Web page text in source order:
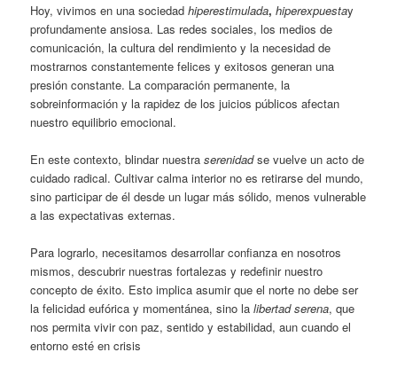
Hoy, vivimos en una sociedadhiperestimulada,hiperexpuestay
profundamente ansiosa. Las redes sociales, los medios de
comunicación, la cultura del rendimiento y la necesidad de
mostrarnos constantemente felices y exitosos generan una
presión constante. La comparación permanente, la
sobreinformación y la rapidez de los juicios públicos afectan
nuestro equilibrio emocional.
En este contexto, blindar nuestraserenidadse vuelve un acto de
cuidado radical. Cultivar calma interior no es retirarse del mundo,
sino participar de él desde un lugar más sólido, menos vulnerable
a las expectativas externas.
Para lograrlo, necesitamos desarrollar confianza en nosotros
mismos, descubrir nuestras fortalezas y redefinir nuestro
concepto de éxito. Esto implica asumir que el norte no debe ser
la felicidad eufórica y momentánea, sino lalibertad serena, que
nos permita vivir con paz, sentido y estabilidad, aun cuando el
entorno esté en crisis